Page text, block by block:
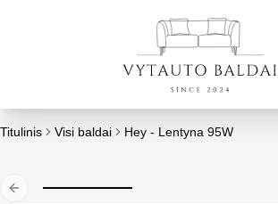
Titulinis Visi baldai Hey - Lentyna 95W
Previous slide